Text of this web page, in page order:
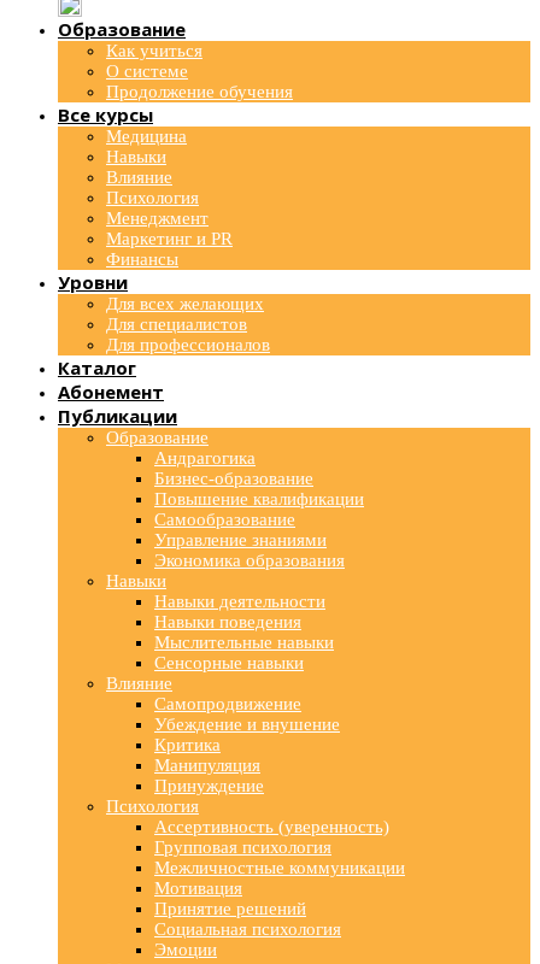
Образование
Как учиться
О системе
Продолжение обучения
Все курсы
Медицина
Навыки
Влияние
Психология
Менеджмент
Маркетинг и PR
Финансы
Уровни
Для всех желающих
Для специалистов
Для профессионалов
Каталог
Абонемент
Публикации
Образование
Андрагогика
Бизнес-образование
Повышение квалификации
Самообразование
Управление знаниями
Экономика образования
Навыки
Навыки деятельности
Навыки поведения
Мыслительные навыки
Сенсорные навыки
Влияние
Самопродвижение
Убеждение и внушение
Критика
Манипуляция
Принуждение
Психология
Ассертивность (уверенность)
Групповая психология
Межличностные коммуникации
Мотивация
Принятие решений
Социальная психология
Эмоции